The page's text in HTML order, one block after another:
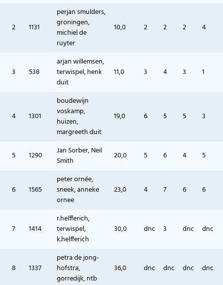
2 1131
perjan smulders,
groningen,
michiel de
ruyter
10,0 2 2 2 4
3 538
arjan willemsen,
terwispel, henk
duit
11,0 3 4 3 1
4 1301
boudewijn
voskamp,
huizen,
margreeth duit
19,0 6 5 5 3
5 1290
Jan Sorber, Neil
Smith
20,0 5 6 4 5
6 1565
peter ornée,
sneek, anneke
ornee
23,0 4 7 6 6
7 1414
r.helfferich,
terwispel,
k.helfferich
30,0 dnc 3 dnc dnc
8 1337
petra de jong-
hofstra,
gorredijk, ntb
36,0 dnc dnc dnc dnc